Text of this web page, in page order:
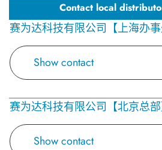
Contact local
赛为达科技有限公司【上海办事
Show contact
赛为达科技有限公司【北京总部
Show contact